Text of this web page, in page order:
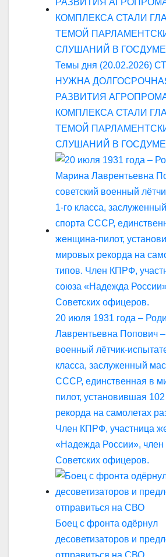
Темы дня (20.02.2026)
НУЖНА
РАЗВИТИЯ
КОМПЛЕКСА СТАЛИ
ТЕМОЙ
СЛУШАНИЙ В
20 июля 1931 года –
Лаврентьевна Попович –
военный лётчик-
класса, заслуженный
СССР, единственная в
пилот, установившая
рекорда на самолетах
Член КПРФ, участница
«Надежда России»,
Советских офицеров.
Боец с фронта одёрнул
десоветизаторов и
отправиться на СВО